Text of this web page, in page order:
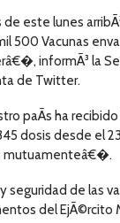
de este lunes
500 Vacunas
informÃ³ la
de Twitter.
paÃ­s ha
dosis desde el
mutuamenteâ€�.
seguridad de las
del EjÃ©rcito